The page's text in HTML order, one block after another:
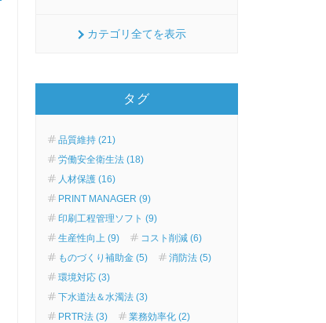
カテゴリ全てを表示
タグ
品質維持 (21)
労働安全衛生法 (18)
人材保護 (16)
PRINT MANAGER (9)
印刷工程管理ソフト (9)
生産性向上 (9)
コスト削減 (6)
ものづくり補助金 (5)
消防法 (5)
環境対応 (3)
下水道法＆水濁法 (3)
PRTR法 (3)
業務効率化 (2)